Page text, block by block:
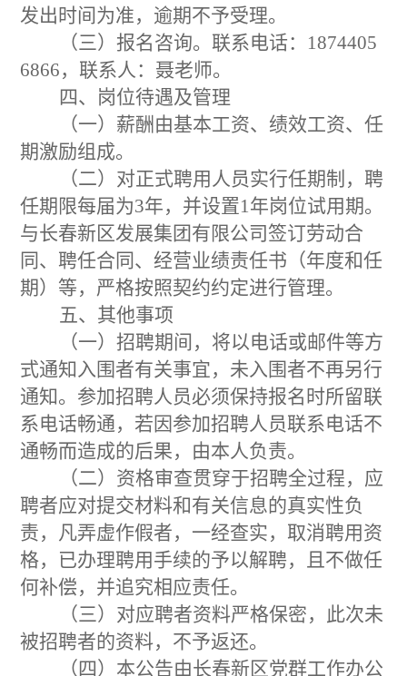
发出时间为准，逾期不予受理。
（三）报名咨询。 联系电话： 1874405
6866，联系人：聂老师。
四、岗位待遇及管理
（一）薪酬 由基本工资、绩效工资、任
期激励组成。
（二）对正式聘用人员实行任期制，聘
任期限每届为3年， 并设置1 年岗位试用期。
与长春新区发展集团有限公司 签订劳动合
同、聘任合同、经营业绩责任书（年度和任
期） 等，严格按照契约约定进行管理。
五、其他事项
（一）招聘期间，将以电话或邮件等方
式通知入围者有关事宜，未入围者不再另行
通知。参加招聘人员必须保持报名时所留联
系电话畅通，若因参加招聘人员联系电话不
通畅而造成的后果，由本人负责。
（二）资格审查贯穿于招聘全过程，应
聘者应对提交材料和有关信息的真实性负
责，凡弄虚作假者，一经查实，取消聘用资
格，已办理聘用手续的予以解聘，且不做任
何补偿，并追究相应责任。
（三）对应聘者资料严格保密，此次未
被招聘者的资料，不予返还。
（四）本公告由长春新区党群工作办公